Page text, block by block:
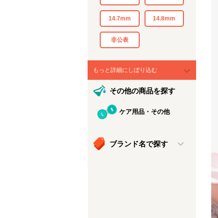
14.7mm 14.8mm
非公表
もっと詳細にしぼり込む
その他の商品を探す
ケア用品・その他
ブランド名で探す